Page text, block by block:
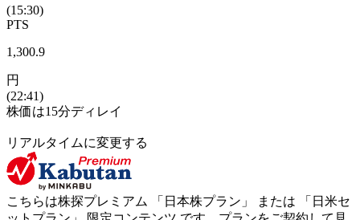
(15:30)
PTS
1,300.9
円
(22:41)
株価は15分ディレイ
リアルタイムに変更する
こちらは株探プレミアム 「 日本株プラン 」 または 「 日米セ